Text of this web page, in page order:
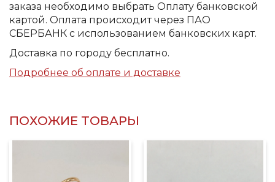
заказа необходимо выбрать Оплату банковской
картой. Оплата происходит через ПАО
СБЕРБАНК с использованием банковских карт.
Доставка по городу бесплатно.
Подробнее об оплате и доставке
ПОХОЖИЕ ТОВАРЫ